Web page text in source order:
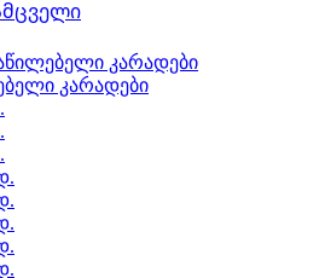
კარადები
კარადები